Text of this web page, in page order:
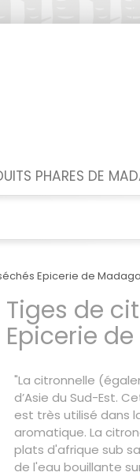
PHARES DE
Epicerie de
Tiges de
Epicerie
"La citronnelle
d’Asie du Sud-Est.
est très utilisé dans
aromatique. La
plats d'afrique sub
de l'eau bouillante